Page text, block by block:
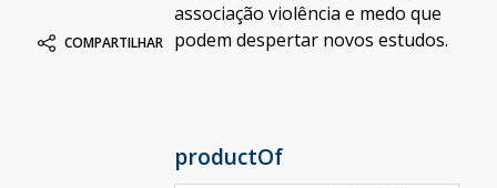
COMPARTILHAR
associação violência e medo que
podem despertar novos estudos.
productOf